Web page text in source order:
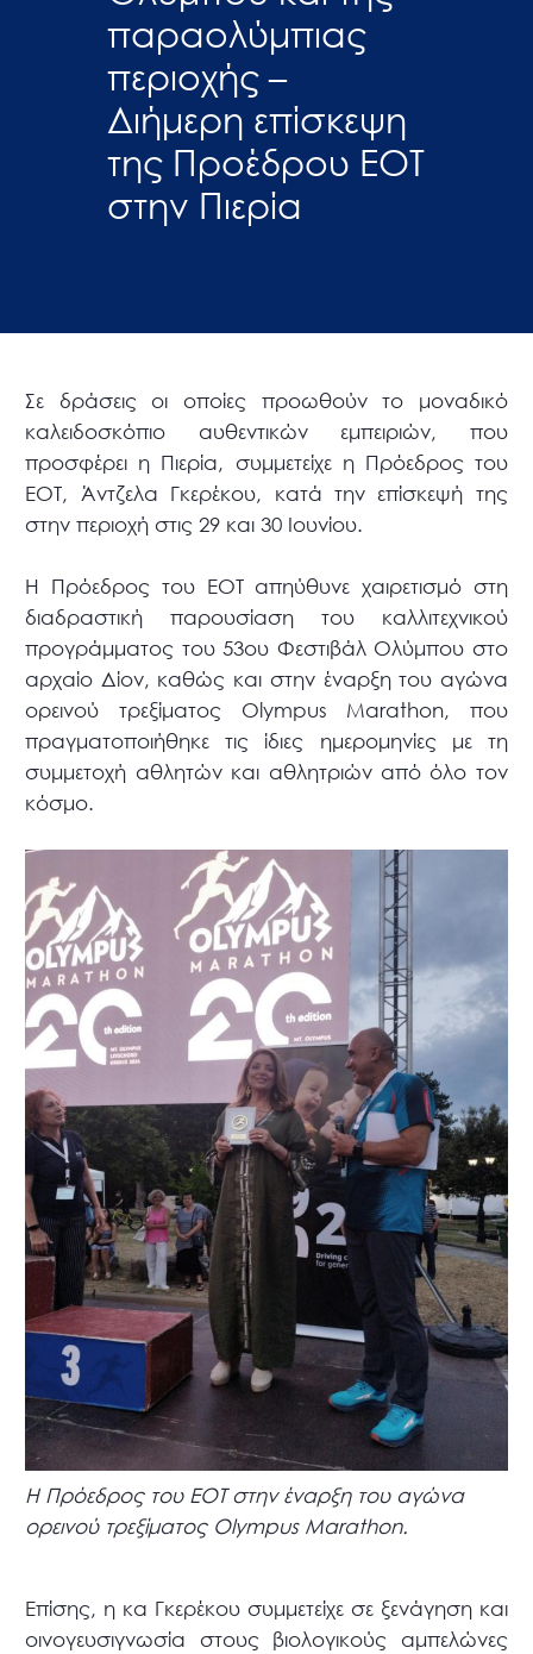
παραολύμπιας
περιοχής –
Διήμερη επίσκεψη
της Προέδρου ΕΟΤ
στην Πιερία
Σε δράσεις οι οποίες προωθούν το μοναδικό
καλειδοσκόπιο αυθεντικών εμπειριών, που
προσφέρει η Πιερία, συμμετείχε η Πρόεδρος του
ΕΟΤ, Άντζελα Γκερέκου, κατά την επίσκεψή της
στην περιοχή στις 29 και 30 Ιουνίου.
Η Πρόεδρος του ΕΟΤ απηύθυνε χαιρετισμό στη
διαδραστική παρουσίαση του καλλιτεχνικού
προγράμματος του 53ου Φεστιβάλ Ολύμπου στο
αρχαίο Δίον, καθώς και στην έναρξη του αγώνα
ορεινού τρεξίματος Olympus Marathon, που
πραγματοποιήθηκε τις ίδιες ημερομηνίες με τη
συμμετοχή αθλητών και αθλητριών από όλο τον
κόσμο.
Η Πρόεδρος του ΕΟΤ στην έναρξη του αγώνα
ορεινού τρεξίματος Olympus Marathon.
Επίσης, η κα Γκερέκου συμμετείχε σε ξενάγηση και
οινογευσιγνωσία στους βιολογικούς αμπελώνες